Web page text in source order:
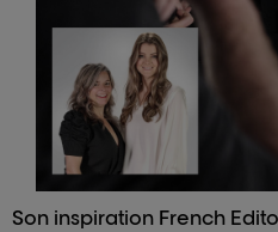
Son inspiration French